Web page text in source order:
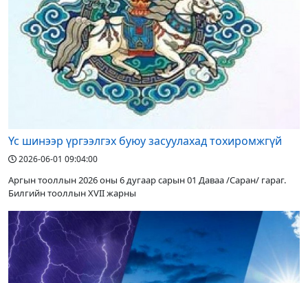
Үс шинээр үргээлгэх буюу засуулахад тохиромжгүй
2026-06-01 09:04:00
Аргын тооллын 2026 оны 6 дугаар сарын 01 Даваа /Саран/ гараг.
Билгийн тооллын XVII жарны